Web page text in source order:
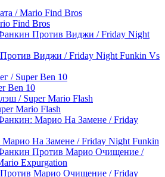
Find Bros
Виджи / Friday Night Funkin Vs
Ben 10
Mario Flash
На Замене / Friday Night Funkin
Марио Очищение / Friday